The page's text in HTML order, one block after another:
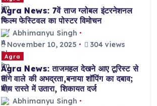
Agra News: 7वें ताज ग्लोबल इंटरनेशनल
फिल्म फेस्टिवल का पोस्टर विमोचन
Abhimanyu Singh
November 10, 2025
304 views
Agra
Agra News: ताजमहल देखने आए टूरिस्ट से
तांगे वाले की अभद्रता,बनाया शॉपिंग का दबाव;
बीच रास्ते में उतारा, शिकायत दर्ज
Abhimanyu Singh